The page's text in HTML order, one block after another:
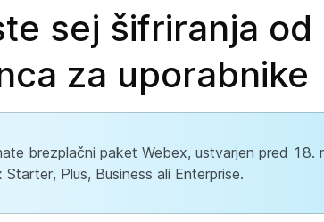
sej šifriranja od
za uporabnike
brezplačni paket Webex, ustvarjen pred 18.
Plus, Business ali Enterprise.